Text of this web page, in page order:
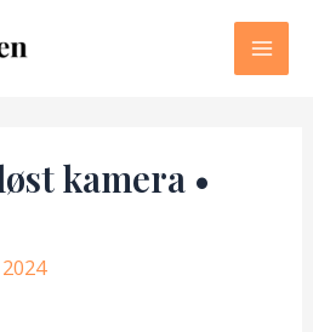
kamera •